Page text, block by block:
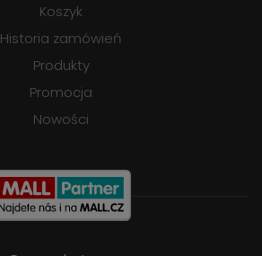
Koszyk
Historia zamówień
Produkty
Promocja
Nowości